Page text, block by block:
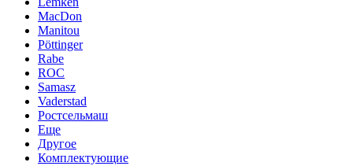
MacDon
Manitou
Pöttinger
Rabe
ROC
Samasz
Vaderstad
Ростсельмаш
Еще
Другое
Комплектующие